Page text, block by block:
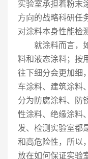
实验室承担着粉末
方向的战略科研任
对涂料本身性能检
就涂料而言，
料和液态涂料；按
往下细分会更加细
车涂料、建筑涂料
分为防腐涂料、防
性涂料、绝缘涂料
发、检测实验室都
和高危险性，所以
放在如何保证实验